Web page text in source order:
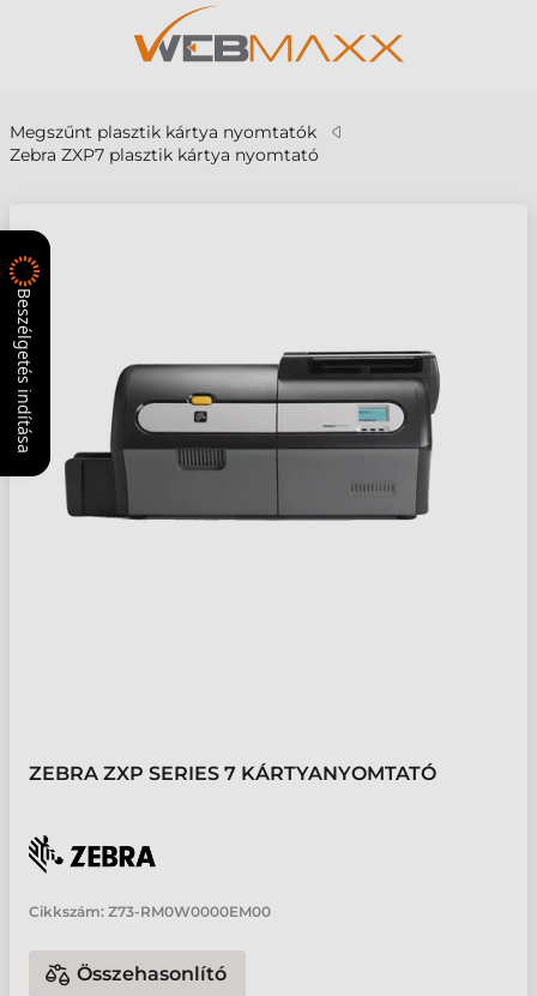
Megszűnt plasztik kártya nyomtatók
Zebra ZXP7 plasztik kártya nyomtató
ZEBRA ZXP SERIES 7 KÁRTYANYOMTATÓ
Cikkszám: Z73-RM0W0000EM00
Összehasonlító
Beszélgetés indítása